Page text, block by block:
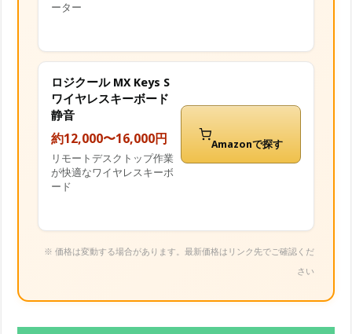
ーター
ロジクール MX Keys S
ワイヤレスキーボード
静音
約12,000〜16,000円
リモートデスクトップ作業
が快適なワイヤレスキーボ
ード
Amazonで探す
※ 価格は変動する場合があります。最新価格はリンク先でご確認くだ
さい